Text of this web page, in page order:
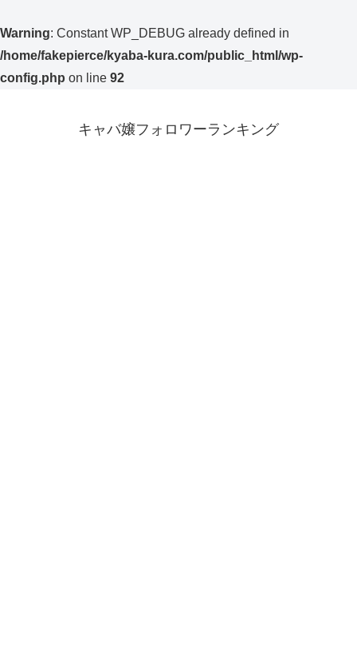
Warning: Constant WP_DEBUG already defined in
/home/fakepierce/kyaba-kura.com/public_html/wp-
config.php on line 92
キャバ嬢フォロワーランキング